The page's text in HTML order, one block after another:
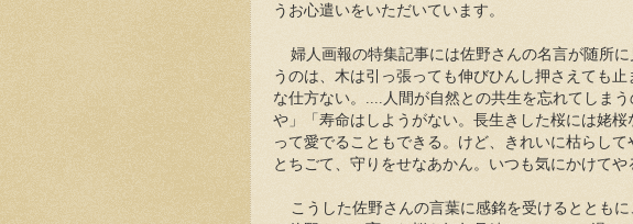
うお心遣いをいただいています。
婦人画報の特集記事には佐野さんの名言が随所
うのは、木は引っ張っても伸びひんし押さえても止
な仕方ない。....人間が自然との共生を忘れてしま
や」「寿命はしようがない。長生きした桜には姥
って愛でることもできる。けど、きれいに枯らし
とちごて、守りをせなあかん。いつも気にかけてや
こうした佐野さんの言葉に感銘を受けるととも